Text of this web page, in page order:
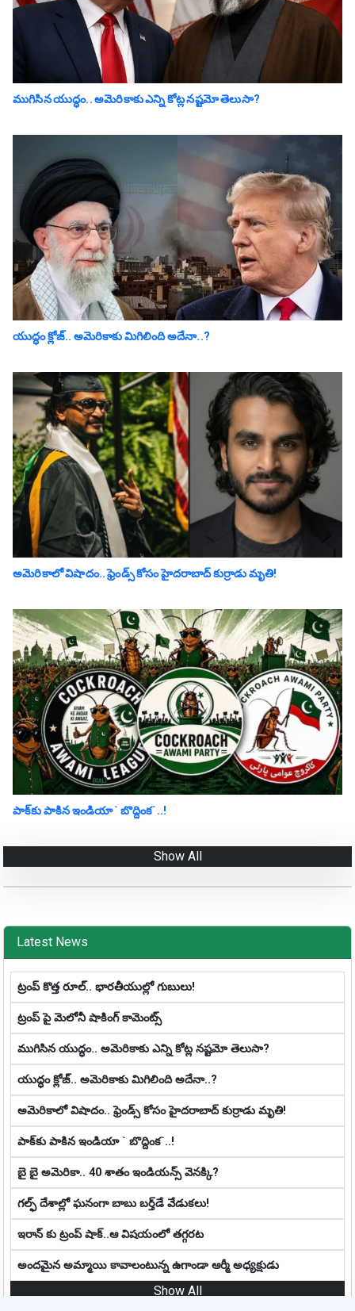
ముగిసిన యుద్ధం.. అమెరికాకు ఎన్ని కోట్ల న‌ష్ట‌మో తెలుసా?
యుద్ధం క్లోజ్‌.. అమెరికాకు మిగిలింది అదేనా..?
అమెరికాలో విషాదం.. ఫ్రెండ్స్ కోసం హైద‌రాబాద్ కుర్రాడు మృతి!
పాక్‌కు పాకిన‌ ఇండియా ` బొద్దింక‌`..!
Show All
Latest News
ట్రంప్ కొత్త రూల్.. భారతీయుల్లో గుబులు!
ట్రంప్ పై మెలోనీ షాకింగ్ కామెంట్స్
ముగిసిన యుద్ధం.. అమెరికాకు ఎన్ని కోట్ల న‌ష్ట‌మో తెలుసా?
యుద్ధం క్లోజ్‌.. అమెరికాకు మిగిలింది అదేనా..?
అమెరికాలో విషాదం.. ఫ్రెండ్స్ కోసం హైద‌రాబాద్ కుర్రాడు మృతి!
పాక్‌కు పాకిన‌ ఇండియా ` బొద్దింక‌`..!
బై బై అమెరికా.. 40 శాతం ఇండియన్స్‌ వెనక్కి?
గల్ఫ్ దేశాల్లో ఘ‌నంగా బాబు బ‌ర్త్‌డే వేడుక‌లు!
ఇరాన్ కు ట్రంప్ షాక్..ఆ విషయంలో తగ్గరట
అందమైన అమ్మాయి కావాలంటున్న ఉగాండా ఆర్మీ అధ్యక్షుడు
Show All